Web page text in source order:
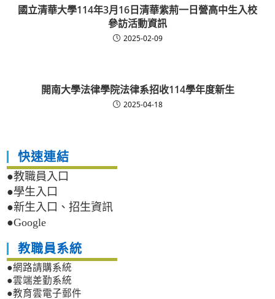
國立清華大學114年3月16日清華紫荊一日營高中生入校
參訪活動資訊
2025-02-09
開南大學法律學院法律系招收114學年度新生
2025-04-18
快速連結
●教職員入口
●學生入口
●新生入口、招生資訊
●Google
教職員系統
●網路請購系統
●雲端差勤系統
●教育雲電子郵件